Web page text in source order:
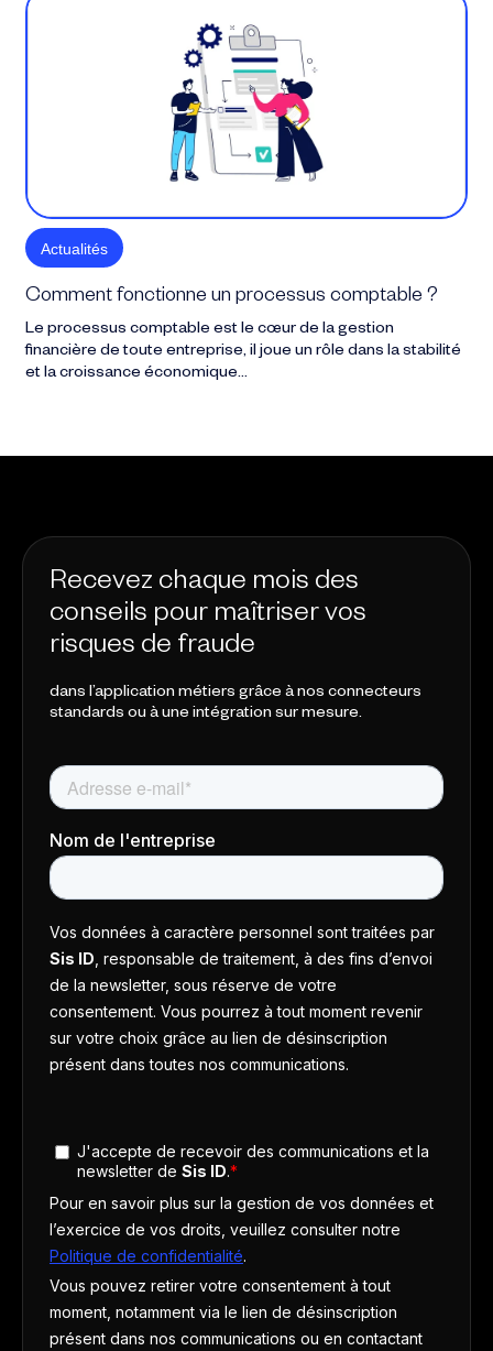
Actualités
Comment fonctionne un processus comptable ?
Le processus comptable est le cœur de la gestion
financière de toute entreprise, il joue un rôle dans la stabilité
et la croissance économique…
Recevez chaque mois des
conseils pour maîtriser vos
risques de fraude
dans l’application métiers grâce à nos connecteurs
standards ou à une intégration sur mesure.